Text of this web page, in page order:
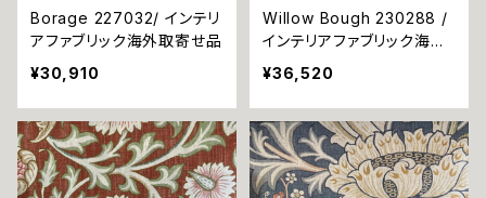
Borage 227032/ インテリ
アファブリック海外取寄せ品
¥30,910
Willow Bough 230288 /
インテリアファブリック海外
取り寄せ品
¥36,520